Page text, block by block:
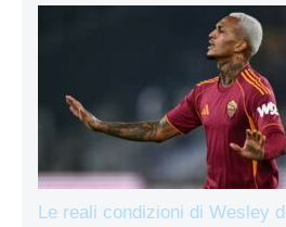
Le reali condizioni di Wesley